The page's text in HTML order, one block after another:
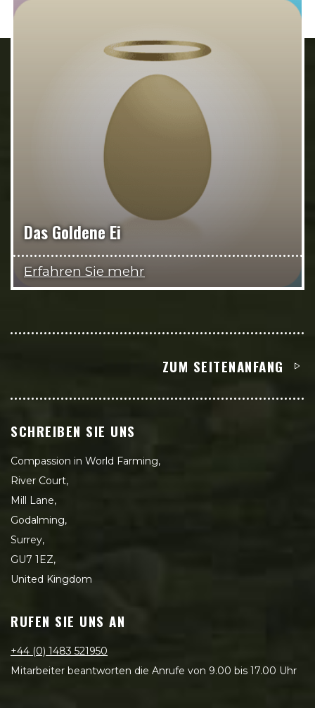
Das Goldene Ei
Erfahren Sie mehr
ZUM SEITENANFANG
SCHREIBEN SIE UNS
Compassion in World Farming,
River Court,
Mill Lane,
Godalming,
Surrey,
GU7 1EZ,
United Kingdom
RUFEN SIE UNS AN
+44 (0) 1483 521950
Mitarbeiter beantworten die Anrufe von 9.00 bis 17.00 Uhr